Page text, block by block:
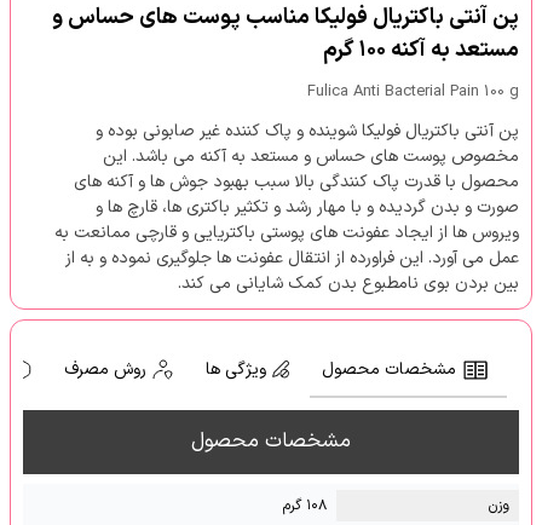
پن آنتی باکتریال فولیکا مناسب پوست‎ های حساس و
مستعد به آکنه ۱۰۰ گرم
Fulica Anti Bacterial Pain 100 g
پن آنتی باکتریال فولیکا شوینده و پاک کننده غیر صابونی بوده و
مخصوص پوست های حساس و مستعد به آکنه می باشد. این
محصول با قدرت پاک کنندگی بالا سبب بهبود جوش ها و آکنه های
صورت و بدن گردیده و با مهار رشد و تکثیر باکتری ها، قارچ ها و
ویروس ها از ایجاد عفونت های پوستی باکتریایی و قارچی ممانعت به
عمل می آورد. این فراورده از انتقال عفونت ها جلوگیری نموده و به از
بین بردن بوی نامطبوع بدن کمک شایانی می کند.
مشخصات محصول ویژگی ها روش مصرف
مشخصات محصول
وزن
۱۰۸ گرم